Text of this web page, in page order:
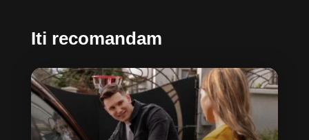
Iti recomandam